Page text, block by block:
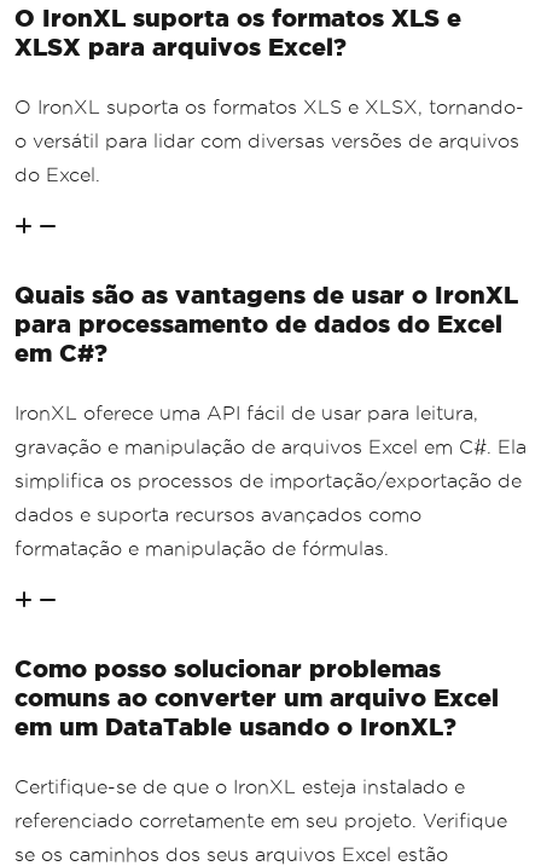
O IronXL suporta os formatos XLS e
XLSX para arquivos Excel?
O IronXL suporta os formatos XLS e XLSX, tornando-
o versátil para lidar com diversas versões de arquivos
do Excel.
Quais são as vantagens de usar o IronXL
para processamento de dados do Excel
em C#?
IronXL oferece uma API fácil de usar para leitura,
gravação e manipulação de arquivos Excel em C#. Ela
simplifica os processos de importação/exportação de
dados e suporta recursos avançados como
formatação e manipulação de fórmulas.
Como posso solucionar problemas
comuns ao converter um arquivo Excel
em um DataTable usando o IronXL?
Certifique-se de que o IronXL esteja instalado e
referenciado corretamente em seu projeto. Verifique
se os caminhos dos seus arquivos Excel estão